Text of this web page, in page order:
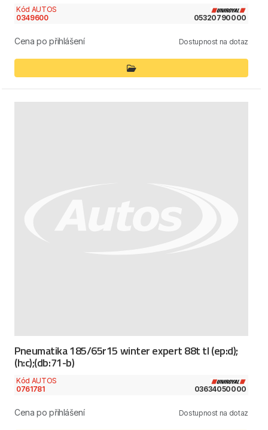
Kód AUTOS
0349600
05320790000
Cena po přihlášení Dostupnost na dotaz
Pneumatika 185/65r15 winter expert 88t tl (ep:d);
(h:c);(db:71-b)
Kód AUTOS
0761781
03634050000
Cena po přihlášení Dostupnost na dotaz